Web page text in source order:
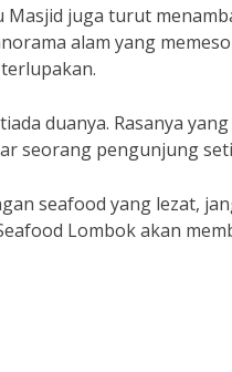
juga turut
alam yang
duanya. Rasanya
seorang pengunjung
seafood yang lezat,
Lombok akan